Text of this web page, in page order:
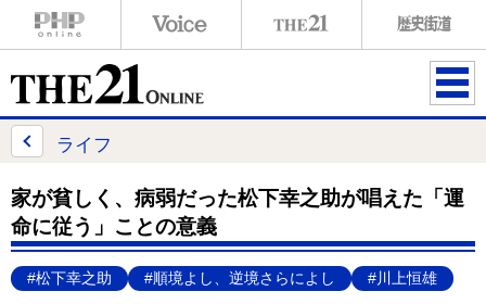
ME
ライフ
家が貧しく、病弱だった松下幸之助が唱えた「運
命に従う」ことの意義
#松下幸之助 #順境よし、逆境さらによし #川上恒雄